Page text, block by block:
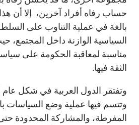
حساب رفاه أفراد آخرين، إلا أن
بالغة في عملية التناوب على
السياسية الوازنة داخل المجتمع،
مناسبة لمعاقبة الحكومة على
الثقة فيها.
وتفتقر الدول العربية في شكل عام
وتتسم فيها عملية وضع السياسات
المفرطة، والمشاركة المحدودة